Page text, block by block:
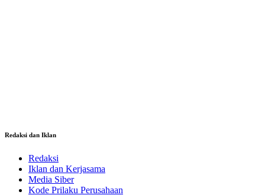
Redaksi dan Iklan
Redaksi
Iklan dan Kerjasama
Media Siber
Kode Prilaku Perusahaan